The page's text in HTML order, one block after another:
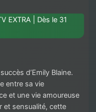
EXTRA | Dès le 31
d’Emily Blaine.
entre sa vie
et une vie amoureuse
et sensualité, cette